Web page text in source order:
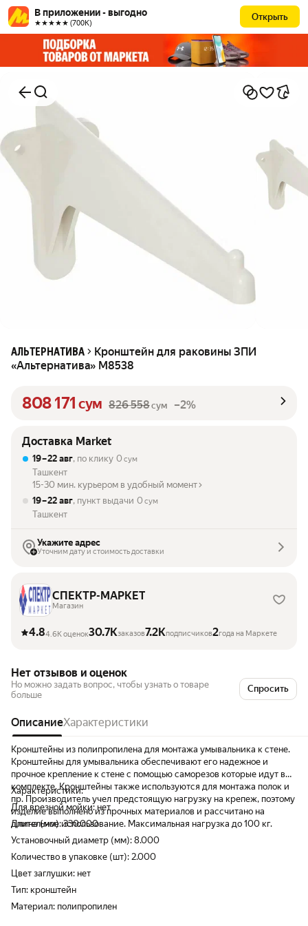
В приложении - выгодно
★★★★★ (700К)
Открыть
АЛЬТЕРНАТИВА
Кронштейн для раковины ЗПИ
«Альтернатива» М8538
808 171 сум 826 558сум –2%
Доставка Market
19 – 22 авг, по клику 0 сум
Ташкент
15-30 мин. курьером в удобный момент
19 – 22 авг, пункт выдачи 0 сум
Ташкент
Укажите адрес
Уточним дату и стоимость доставки
СПЕКТР-МАРКЕТ
Магазин
4.84.6K оценок30.7Kзаказов7.2Kподписчиков2года на Маркете
Нет отзывов и оценок
Но можно задать вопрос, чтобы узнать о товаре
больше
Спросить
ОписаниеХарактеристики
Кронштейны из полипропилена для монтажа умывальника к стене.
Кронштейны для умывальника обеспечивают его надежное и
прочное крепление к стене с помощью саморезов которые идут в
комплекте. Кронштейны также используются для монтажа полок и
пр. Производитель учел предстоящую нагрузку на крепеж, поэтому
изделие выполнено из прочных материалов и рассчитано на
длительное использование. Максимальная нагрузка до 100 кг.
Характеристики:
Для врезной мойки: нет
Длина (мм): 330.000
Установочный диаметр (мм): 8.000
Количество в упаковке (шт): 2.000
Цвет заглушки: нет
Тип: кронштейн
Материал: полипропилен